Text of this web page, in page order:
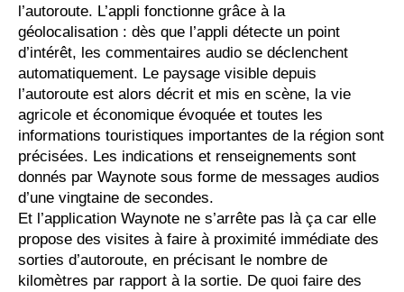
l’autoroute. L’appli fonctionne grâce à la
géolocalisation : dès que l’appli détecte un point
d’intérêt, les commentaires audio se déclenchent
automatiquement. Le paysage visible depuis
l’autoroute est alors décrit et mis en scène, la vie
agricole et économique évoquée et toutes les
informations touristiques importantes de la région sont
précisées. Les indications et renseignements sont
donnés par Waynote sous forme de messages audios
d’une vingtaine de secondes.
Et l’application Waynote ne s’arrête pas là ça car elle
propose des visites à faire à proximité immédiate des
sorties d’autoroute, en précisant le nombre de
kilomètres par rapport à la sortie. De quoi faire des